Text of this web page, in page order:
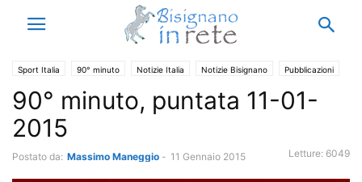
Sport Italia 90° minuto Notizie Italia Notizie Bisignano Pubblicazioni
Sport Tv, Musica e Spettacolo
90° minuto, puntata 11-01-
2015
Postato da: Massimo Maneggio - 11 Gennaio 2015 Letture: 6049